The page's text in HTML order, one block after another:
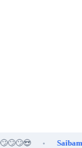
• Saibaman106: